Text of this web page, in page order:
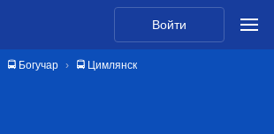
Войти
🚍 Богучар 🚍 Цимлянск